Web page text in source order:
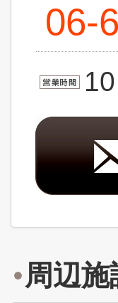
06-
周辺施